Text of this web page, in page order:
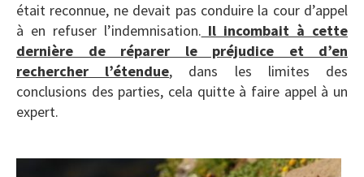
était reconnue, ne devait pas conduire la cour d’appel
à en refuser l’indemnisation. Il incombait à cette
dernière de réparer le préjudice et d’en
rechercher l’étendue, dans les limites des
conclusions des parties, cela quitte à faire appel à un
expert.